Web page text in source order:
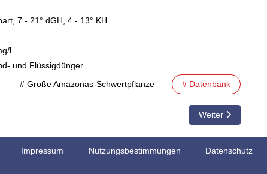
7 - 21° dGH, 4 - 13° KH
l
und Flüssigdünger
# Große Amazonas-Schwertpflanze # Datenbank
Nächster
Weiter
Impressum Nutzungsbestimmungen Datenschutz